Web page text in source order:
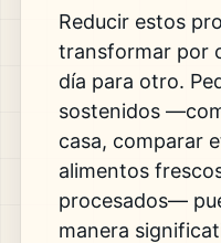
Reducir estos
transformar por
día para otro.
sostenidos
casa, comparar
alimentos
procesados—
manera